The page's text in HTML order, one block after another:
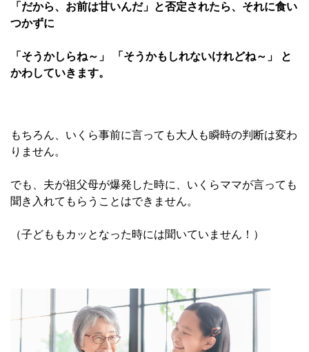
「だから、お前は甘いんだ」と否定されたら、それに食い
つかずに
「そうかしらね～」 「そうかもしれないけれどね～」 と
かわしていきます。
もちろん、いくら事前に言っても大人も瞬時の判断は変わ
りません。
でも、夫が祖父母が爆発した時に、いくらママが言っても
聞き入れてもらうことはできません。
（子どももカッとなった時には聞いていません！）